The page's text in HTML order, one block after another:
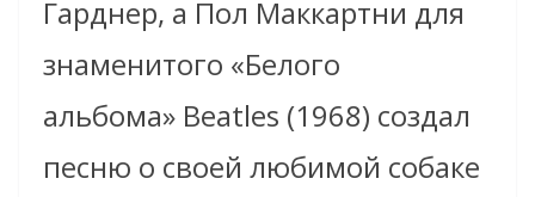
Гарднер, а Пол Маккартни для
знаменитого «Белого
альбома» Beatles (1968) создал
песню о своей любимой собаке